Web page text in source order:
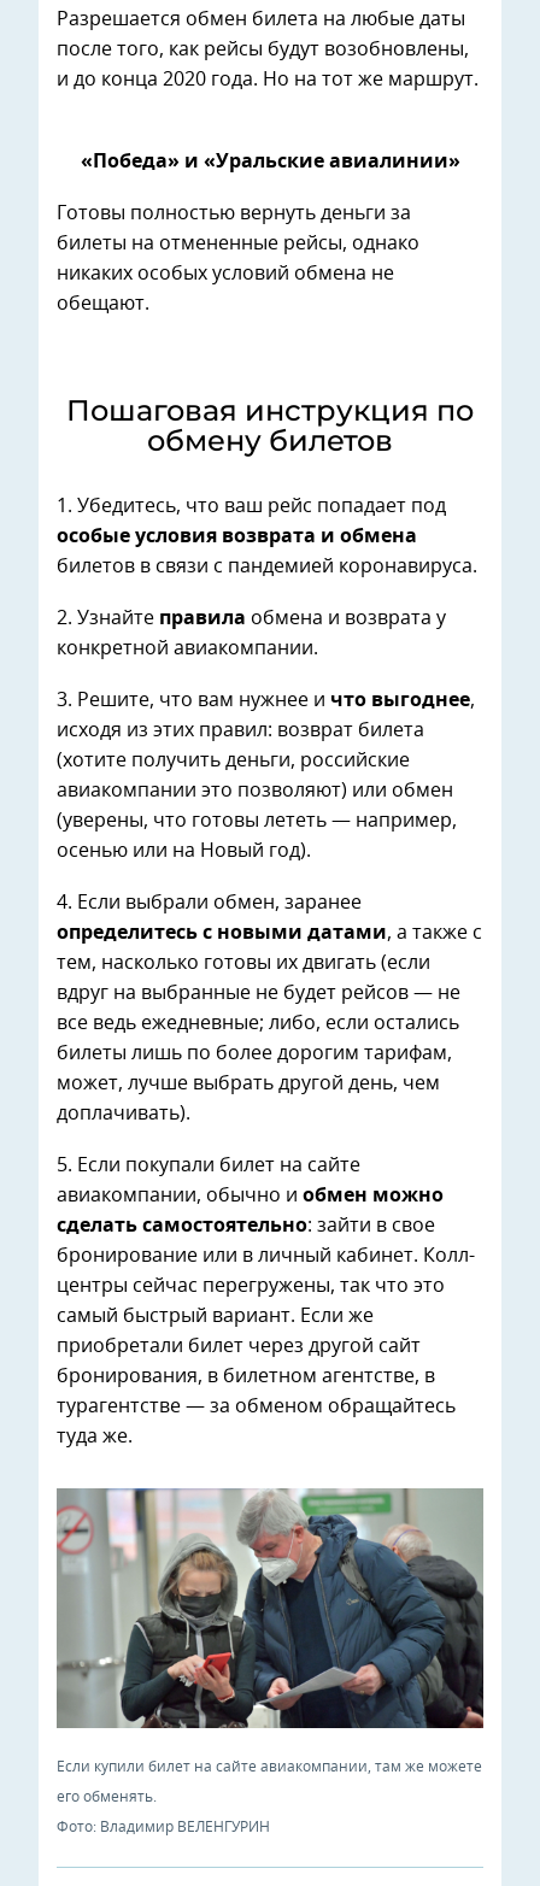
Разрешается обмен билета на любые даты
после того, как рейсы будут возобновлены,
и до конца 2020 года. Но на тот же маршрут.
«Победа» и «Уральские авиалинии»
Готовы полностью вернуть деньги за
билеты на отмененные рейсы, однако
никаких особых условий обмена не
обещают.
Пошаговая инструкция по
обмену билетов
1. Убедитесь, что ваш рейс попадает под
особые условия возврата и обмена
билетов в связи с пандемией коронавируса.
2. Узнайте правила обмена и возврата у
конкретной авиакомпании.
3. Решите, что вам нужнее и что выгоднее,
исходя из этих правил: возврат билета
(хотите получить деньги, российские
авиакомпании это позволяют) или обмен
(уверены, что готовы лететь — например,
осенью или на Новый год).
4. Если выбрали обмен, заранее
определитесь с новыми датами, а также с
тем, насколько готовы их двигать (если
вдруг на выбранные не будет рейсов — не
все ведь ежедневные; либо, если остались
билеты лишь по более дорогим тарифам,
может, лучше выбрать другой день, чем
доплачивать).
5. Если покупали билет на сайте
авиакомпании, обычно и обмен можно
сделать самостоятельно: зайти в свое
бронирование или в личный кабинет. Колл-
центры сейчас перегружены, так что это
самый быстрый вариант. Если же
приобретали билет через другой сайт
бронирования, в билетном агентстве, в
турагентстве — за обменом обращайтесь
туда же.
Если купили билет на сайте авиакомпании, там же можете
его обменять.
Фото: Владимир ВЕЛЕНГУРИН